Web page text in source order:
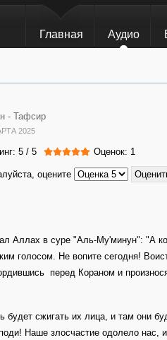
Главная Аудио
- Тафсир
2025
5 / 5 Оценок: 1
оцените
Аллах в суре "Аль-Му'минун": "А
голосом. Не вопите сегодня!
перед Кораном и
будет сжигать их лица, и там они
Наше злосчастие одолело